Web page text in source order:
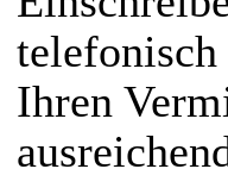
telefonisch
Ihren